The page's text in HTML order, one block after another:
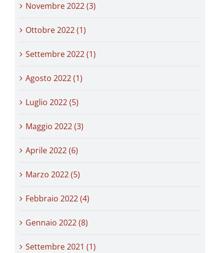
Novembre 2022 (3)
Ottobre 2022 (1)
Settembre 2022 (1)
Agosto 2022 (1)
Luglio 2022 (5)
Maggio 2022 (3)
Aprile 2022 (6)
Marzo 2022 (5)
Febbraio 2022 (4)
Gennaio 2022 (8)
Settembre 2021 (1)